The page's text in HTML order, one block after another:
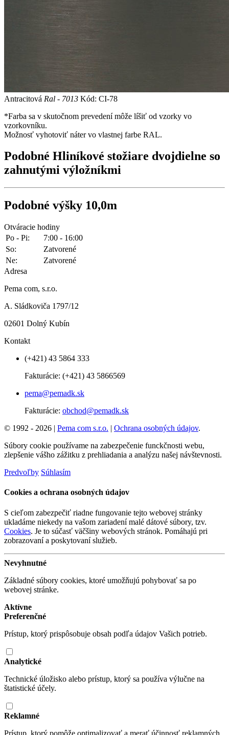
Antracitová Ral - 7013 Kód: CI-78
*Farba sa v skutočnom prevedení môže líšiť od vzorky vo
vzorkovníku.
Možnosť vyhotoviť náter vo vlastnej farbe RAL.
Podobné Hliníkové stožiare dvojdielne so
zahnutými výložníkmi
Podobné výšky 10,0m
Otváracie hodiny
Po - Pi:
7:00 - 16:00
So:
Zatvorené
Ne:
Zatvorené
Adresa
Pema com, s.r.o.
A. Sládkoviča 1797/12
02601 Dolný Kubín
Kontakt
(+421) 43 5864 333
Fakturácie: (+421) 43 5866569
pema@pemadk.sk
Fakturácie: obchod@pemadk.sk
© 1992 - 2026 | Pema com s.r.o. | Ochrana osobných údajov.
Súbory cookie používame na zabezpečenie funckčnosti webu,
zlepšenie vášho zážitku z prehliadania a analýzu našej návštevnosti.
Predvoľby Súhlasím
Cookies a ochrana osobných údajov
S cieľom zabezpečiť riadne fungovanie tejto webovej stránky
ukladáme niekedy na vašom zariadení malé dátové súbory, tzv.
Cookies. Je to súčasť väčšiny webových stránok. Pomáhajú pri
zobrazovaní a poskytovaní služieb.
Nevyhnutné
Základné súbory cookies, ktoré umožňujú pohybovať sa po
webovej stránke.
Aktívne
Preferenčné
Prístup, ktorý prispôsobuje obsah podľa údajov Vašich potrieb.
Analytické
Technické úložisko alebo prístup, ktorý sa používa výlučne na
štatistické účely.
Reklamné
Prístup, ktorý pomôže optimalizovať a merať účinnosť reklamných